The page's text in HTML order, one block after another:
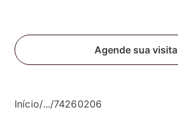
Agende sua visita
Início/.../74260206